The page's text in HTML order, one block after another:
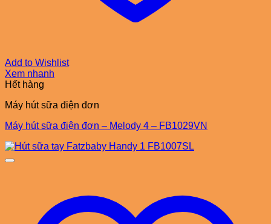
Add to Wishlist
Xem nhanh
Hết hàng
Máy hút sữa điện đơn
Máy hút sữa điện đơn – Melody 4 – FB1029VN